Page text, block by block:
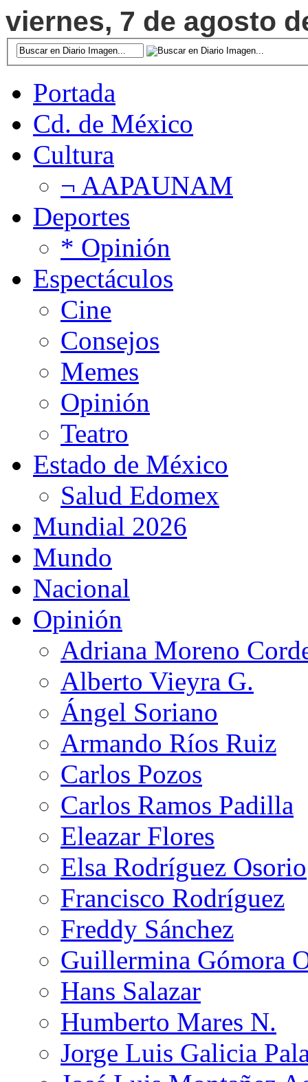
viernes, 7 de agosto
Portada
Cd. de México
Cultura
¬ AAPAUNAM
Deportes
* Opinión
Espectáculos
Cine
Consejos
Memes
Opinión
Teatro
Estado de México
Salud Edomex
Mundial 2026
Mundo
Nacional
Opinión
Adriana Moreno
Alberto Vieyra G.
Ángel Soriano
Armando Ríos Ruiz
Carlos Pozos
Carlos Ramos Padilla
Eleazar Flores
Elsa Rodríguez Osorio
Francisco Rodríguez
Freddy Sánchez
Guillermina Gómora
Hans Salazar
Humberto Mares N.
Jorge Luis Galicia